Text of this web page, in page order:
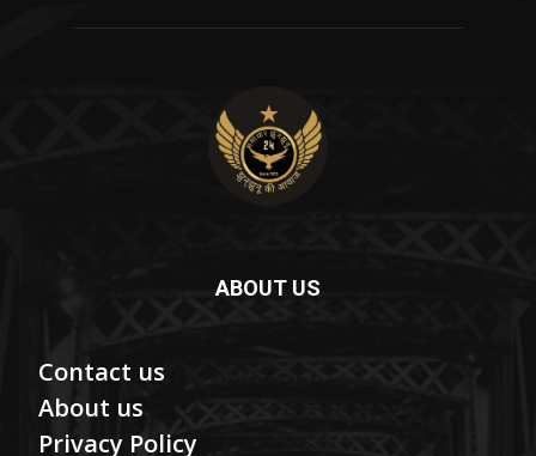
ABOUT US
Contact us
About us
Privacy Policy